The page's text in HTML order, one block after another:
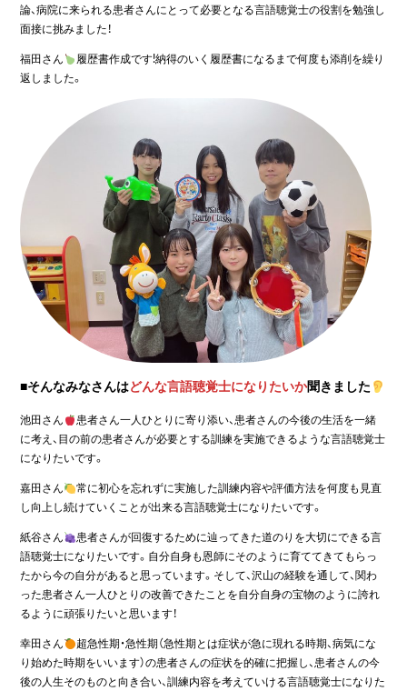
論、病院に来られる患者さんにとって必要となる言語聴覚士の役割を勉強し
面接に挑みました！
福田さん
履歴書作成です!納得のいく履歴書になるまで何度も添削を繰り
返しました。
■そんなみなさんはどんな言語聴覚士になりたいか聞きました
池田さん
患者さん一人ひとりに寄り添い、患者さんの今後の生活を一緒
に考え、目の前の患者さんが必要とする訓練を実施できるような言語聴覚士
になりたいです。
嘉田さん
常に初心を忘れずに実施した訓練内容や評価方法を何度も見直
し向上し続けていくことが出来る言語聴覚士になりたいです。
紙谷さん
患者さんが回復するために辿ってきた道のりを大切にできる言
語聴覚士になりたいです。自分自身も恩師にそのように育ててきてもらっ
たから今の自分があると思っています。そして、沢山の経験を通して、関わ
った患者さん一人ひとりの改善できたことを自分自身の宝物のように誇れ
るように頑張りたいと思います！
幸田さん
超急性期・急性期（急性期とは症状が急に現れる時期、病気にな
り始めた時期をいいます）の患者さんの症状を的確に把握し、患者さんの今
後の人生そのものと向き合い、訓練内容を考えていける言語聴覚士になりた